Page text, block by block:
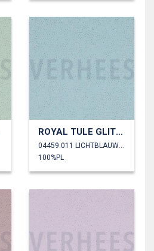
ROYAL TULE GLITTER
04459.011 LICHTBLAUW/GOUD
100%PL